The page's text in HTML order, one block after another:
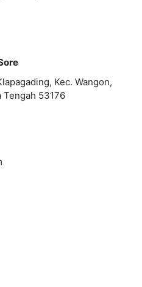
Kec. Wangon,
Tengah 53176